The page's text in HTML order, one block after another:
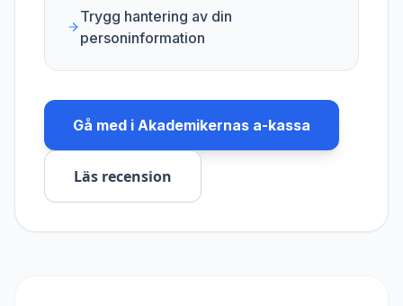
Trygg hantering av din
personinformation
Gå med i Akademikernas a-kassa
Läs recension